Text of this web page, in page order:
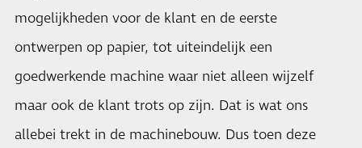
mogelijkheden voor de klant en de eerste
ontwerpen op papier, tot uiteindelijk een
goedwerkende machine waar niet alleen wijzelf
maar ook de klant trots op zijn. Dat is wat ons
allebei trekt in de machinebouw. Dus toen deze